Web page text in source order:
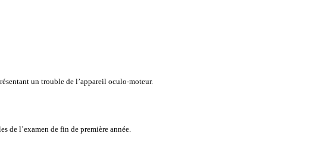
un trouble de l’appareil oculo-moteur.
de l’examen de fin de première année.